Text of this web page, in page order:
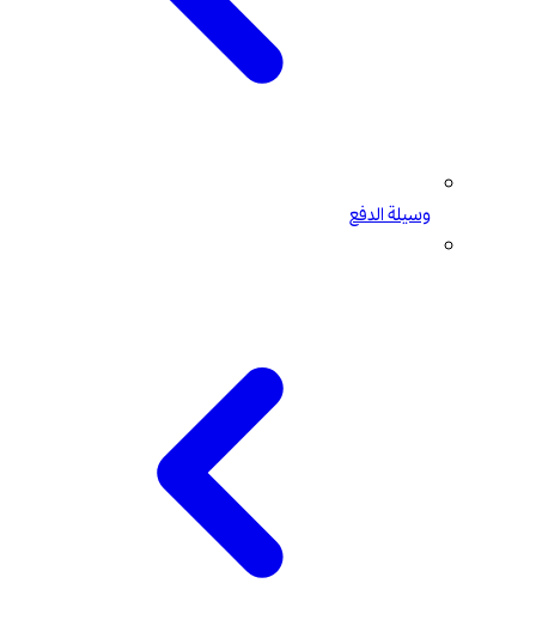
وسيلة الدفع